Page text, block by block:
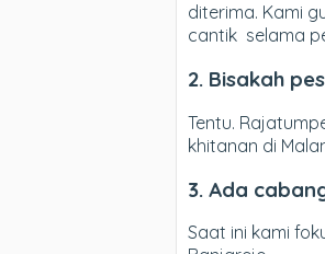
diterima. Kami
cantik selama
2. Bisakah
Tentu.
khitanan di
3. Ada
Saat ini kami